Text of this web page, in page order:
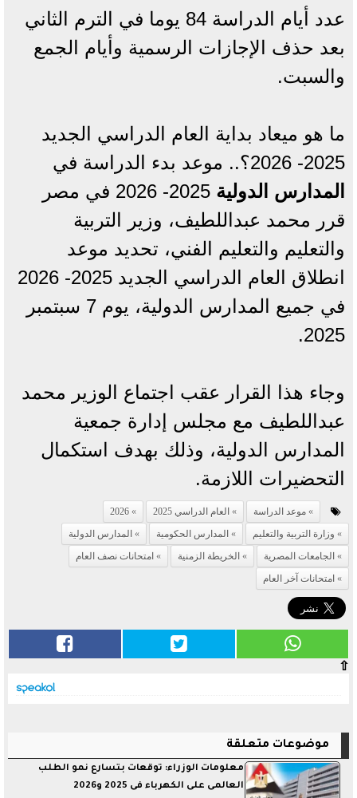
عدد أيام الدراسة 84 يوما في الترم الثاني
بعد حذف الإجازات الرسمية وأيام الجمع
والسبت.
ما هو ميعاد بداية العام الدراسي الجديد
2025- 2026؟.. موعد بدء الدراسة في
المدارس الدولية
2025- 2026 في مصر
قرر محمد عبداللطيف، وزير التربية
والتعليم والتعليم الفني، تحديد موعد
انطلاق العام الدراسي الجديد 2025- 2026
في جميع المدارس الدولية، يوم 7 سبتمبر
2025.
وجاء هذا القرار عقب اجتماع الوزير محمد
عبداللطيف مع مجلس إدارة جمعية
المدارس الدولية، وذلك بهدف استكمال
التحضيرات اللازمة.
موعد الدراسة العام الدراسي 2025
2026
وزارة التربية والتعليم
المدارس الحكومية
المدارس الدولية
الجامعات المصرية
الخريطة الزمنية
امتحانات نصف العام
امتحانات آخر العام
⇧
موضوعات متعلقة
معلومات الوزراء: توقعات بتسارع نمو الطلب
العالمى على الكهرباء فى 2025 و2026